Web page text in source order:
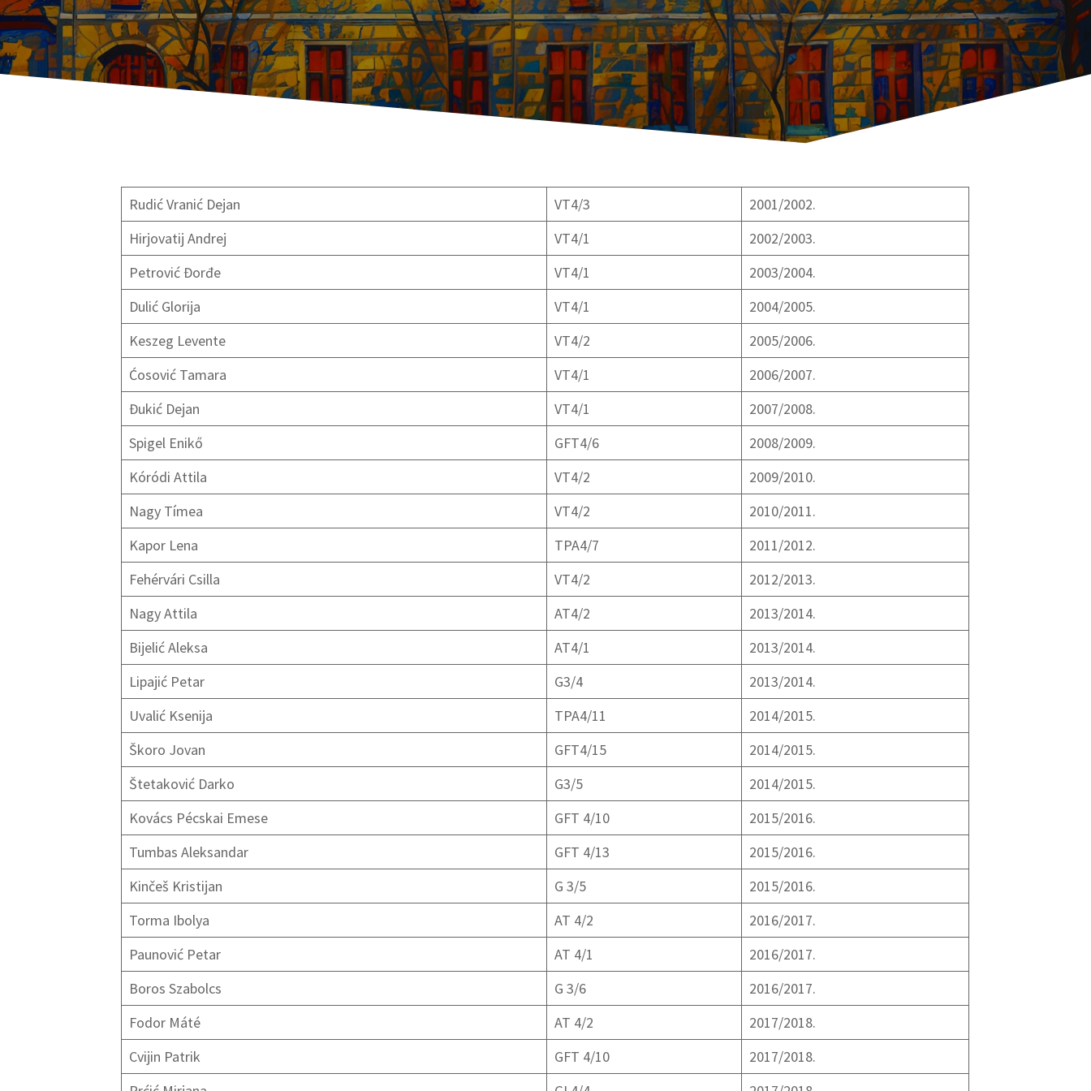
Rudić Vranić Dejan VT4/3
2001/2002.
Hirjovatij Andrej
VT4/1
2002/2003.
Petrović Đorđe
VT4/1
2003/2004.
Dulić Glorija
VT4/1
2004/2005.
Keszeg Levente
VT4/2
2005/2006.
Ćosović Tamara
VT4/1
2006/2007.
Đukić Dejan
VT4/1
2007/2008.
Spigel Enikő
GFT4/6
2008/2009.
Kóródi Attila
VT4/2
2009/2010.
Nagy Tímea
VT4/2
2010/2011.
Kapor Lena
TPA4/7
2011/2012.
Fehérvári Csilla
VT4/2
2012/2013.
Nagy Attila
AT4/2
2013/2014.
Bijelić Aleksa
AT4/1
2013/2014.
Lipajić Petar
G3/4
2013/2014.
Uvalić Ksenija
TPA4/11
2014/2015.
Škoro Jovan
GFT4/15
2014/2015.
Štetaković Darko
G3/5
2014/2015.
Kovács Pécskai Emese
GFT 4/10
2015/2016.
Tumbas Aleksandar
GFT 4/13
2015/2016.
Kinčeš Kristijan
G 3/5
2015/2016.
Torma Ibolya
AT 4/2
2016/2017.
Paunović Petar
AT 4/1
2016/2017.
Boros Szabolcs
G 3/6
2016/2017.
Fodor Máté
AT 4/2
2017/2018.
Cvijin Patrik
GFT 4/10
2017/2018.